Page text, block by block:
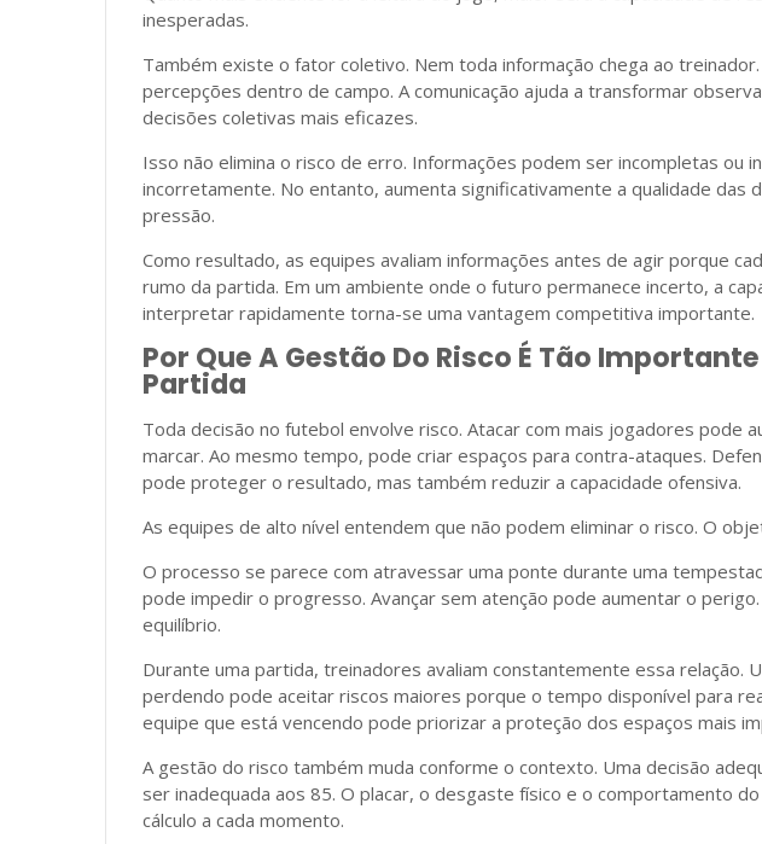
inesperadas.
Também existe o fator coletivo. Nem toda informação chega ao
percepções dentro de campo. A comunicação ajuda a transformar
decisões coletivas mais eficazes.
Isso não elimina o risco de erro. Informações podem ser incompletas ou
incorretamente. No entanto, aumenta significativamente a qualidade das
pressão.
Como resultado, as equipes avaliam informações antes de agir porque
rumo da partida. Em um ambiente onde o futuro permanece incerto, a
interpretar rapidamente torna-se uma vantagem competitiva importante.
Por Que A Gestão Do Risco É Tão
Partida
Toda decisão no futebol envolve risco. Atacar com mais jogadores pode
marcar. Ao mesmo tempo, pode criar espaços para contra-ataques.
pode proteger o resultado, mas também reduzir a capacidade ofensiva.
As equipes de alto nível entendem que não podem eliminar o risco. O
O processo se parece com atravessar uma ponte durante uma
pode impedir o progresso. Avançar sem atenção pode aumentar o
equilíbrio.
Durante uma partida, treinadores avaliam constantemente essa relação.
perdendo pode aceitar riscos maiores porque o tempo disponível para
equipe que está vencendo pode priorizar a proteção dos espaços mais
A gestão do risco também muda conforme o contexto. Uma decisão
ser inadequada aos 85. O placar, o desgaste físico e o comportamento
cálculo a cada momento.